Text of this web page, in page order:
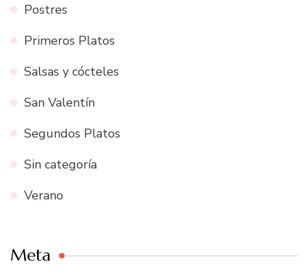
Postres
Primeros Platos
Salsas y cócteles
San Valentín
Segundos Platos
Sin categoría
Verano
Meta